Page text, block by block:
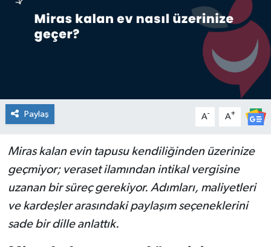
Paylaş A- A+
Miras kalan evin tapusu kendiliğinden üzerinize
geçmiyor; veraset ilamından intikal vergisine
uzanan bir süreç gerekiyor. Adımları, maliyetleri
ve kardeşler arasındaki paylaşım seçeneklerini
sade bir dille anlattık.
Politika
Turizm